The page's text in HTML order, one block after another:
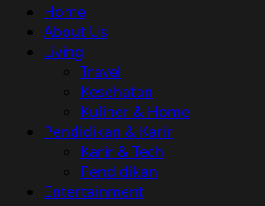
Primary
Menu
Home
About Us
Living
Travel
Kesehatan
Kuliner & Home
Pendidikan & Karir
Karir & Tech
Pendidikan
Entertainment